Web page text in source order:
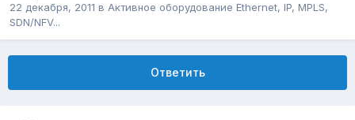
22 декабря, 2011 в Активное оборудование Ethernet, IP, MPLS,
SDN/NFV...
Ответить